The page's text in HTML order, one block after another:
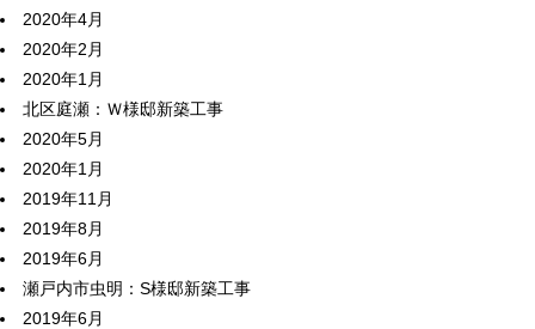
2020年4月
2020年2月
2020年1月
北区庭瀬：Ｗ様邸新築工事
2020年5月
2020年1月
2019年11月
2019年8月
2019年6月
瀬戸内市虫明：S様邸新築工事
2019年6月